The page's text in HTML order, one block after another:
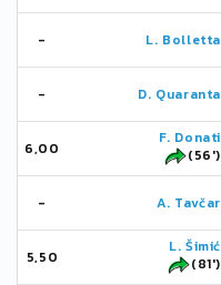
- L. Bolletta
- D. Quaranta
6,00
F. Donati
(56')
- A. Tavčar
5,50
L. Šimić
(81')